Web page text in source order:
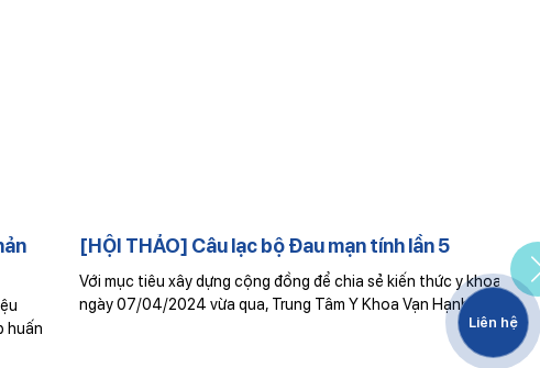
[HỘI THẢO] Câu lạc bộ Đau mạn tính lần 5
Với mục tiêu xây dựng cộng đồng để chia sẻ kiến thức y khoa,
ngày 07/04/2024 vừa qua, Trung Tâm Y Khoa Vạn Hạnh đã…
Liên hệ